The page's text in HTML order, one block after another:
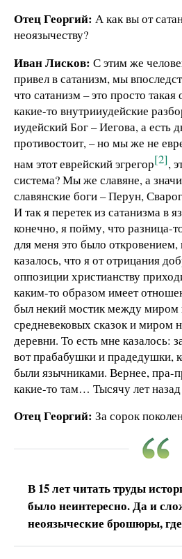
Отец Георгий: А как вы от
неоязычеству?
Иван Лисков: С этим же
привел в сатанизм, мы
что сатанизм – это просто
какие-то внутрииудейские
иудейский Бог – Иегова, а есть
противостоит, – но мы же не
нам этот еврейский эгрегор[2],
система? Мы же славяне, а
славянские боги – Перун,
И так я перетек из сатанизма в
конечно, я пойму, что разница-
для меня это было откровением,
казалось, что я от отрицания
оппозиции христианству
каким-то образом имеет
был некий мостик между миром
средневековых сказок и миром
деревни. То есть мне казалось:
вот прабабушки и прадедушки,
были язычниками. Вернее, пра-
какие-то там… Тысячу лет
Отец Георгий: За сорок
В 15 лет читать труды
было неинтересно. Да и
неоязыческие брошюры, где